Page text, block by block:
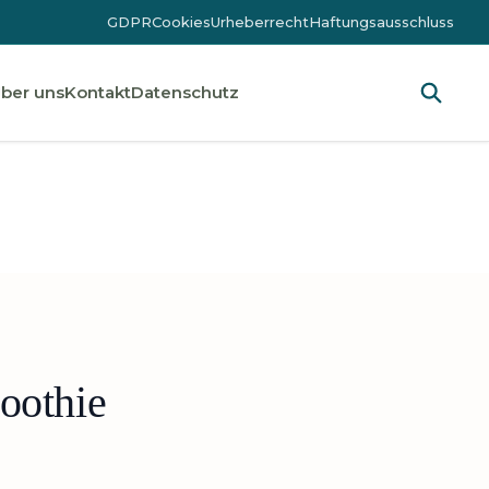
GDPRCookiesUrheberrechtHaftungsausschluss
unsKontaktDatenschutz